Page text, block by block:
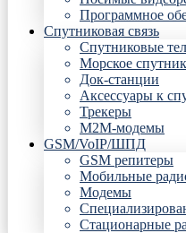
Программное
Спутниковая связь
Спутниковые
Морское
Док-станции
Аксессуары к
Трекеры
М2М-модемы
GSM/VoIP/ШПД
GSM репитеры
Мобильные
Модемы
Стационарные